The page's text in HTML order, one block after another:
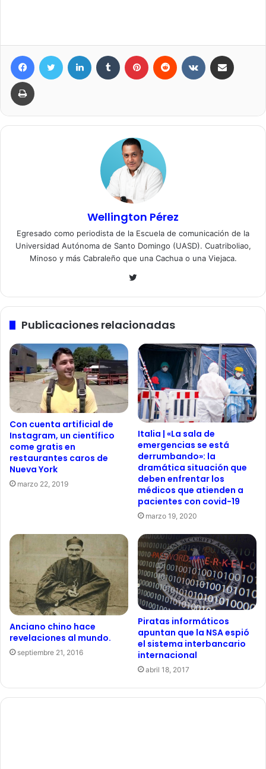
FacebookTwitter LinkedIn Tumblr Pinterest Reddit VKontakte
Imprimir
Wellington Pérez
Egresado como periodista de la Escuela de comunicación de la
Universidad Autónoma de Santo Domingo (UASD). Cuatriboliao,
Minoso y más Cabraleño que una Cachua o una Viejaca.
Twitter
Publicaciones relacionadas
Con cuenta artificial de
Instagram, un científico
come gratis en
restaurantes caros de
Nueva York
marzo 22, 2019
Italia | «La sala de
emergencias se está
derrumbando»: la
dramática situación que
deben enfrentar los
médicos que atienden a
pacientes con covid-19
marzo 19, 2020
Anciano chino hace
revelaciones al mundo.
septiembre 21, 2016
Piratas informáticos
apuntan que la NSA espió
el sistema interbancario
internacional
abril 18, 2017